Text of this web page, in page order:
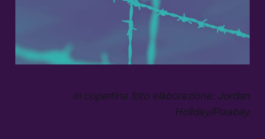
in copertina foto elaborazione: Jordan
Holiday/Pixabay